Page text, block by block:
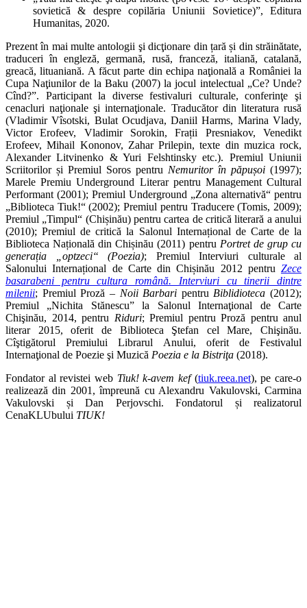
sovietică & despre copilăria Uniunii Sovietice)”, Editura
Humanitas, 2020.
Prezent în mai multe antologii şi dicţionare din țară și din străinătate,
traduceri în engleză, germană, rusă, franceză, italiană, catalană,
greacă, lituaniană. A făcut parte din echipa naţională a României la
Cupa Naţiunilor de la Baku (2007) la jocul intelectual „Ce? Unde?
Cînd?”. Participant la diverse festivaluri culturale, conferinţe şi
cenacluri naţionale şi internaţionale. Traducător din literatura rusă
(Vladimir Vîsotski, Bulat Ocudjava, Daniil Harms, Marina Vlady,
Victor Erofeev, Vladimir Sorokin, Frații Presniakov, Venedikt
Erofeev, Mihail Kononov, Zahar Prilepin, texte din muzica rock,
Alexander Litvinenko & Yuri Felshtinsky etc.). Premiul Uniunii
Scriitorilor și Premiul Soros pentru Nemuritor în păpușoi (1997);
Marele Premiu Underground Literar pentru Management Cultural
Performant (2001); Premiul Underground „Zona alternativă“ pentru
„Biblioteca Tiuk!“ (2002); Premiul pentru Traducere (Tomis, 2009);
Premiul „Timpul“ (Chișinău) pentru cartea de critică literară a anului
(2010); Premiul de critică la Salonul Internațional de Carte de la
Biblioteca Națională din Chișinău (2011) pentru Portret de grup cu
generația „optzeci“ (Poezia); Premiul Interviuri culturale al
Salonului Internațional de Carte din Chișinău 2012 pentru Zece
basarabeni pentru cultura română. Interviuri cu tinerii dintre
milenii; Premiul Proză – Noii Barbari pentru Biblidioteca (2012);
Premiul „Nichita Stănescu” la Salonul Internaţional de Carte
Chişinău, 2014, pentru Riduri; Premiul pentru Proză pentru anul
literar 2015, oferit de Biblioteca Ştefan cel Mare, Chişinău.
Cîştigătorul Premiului Librarul Anului, oferit de Festivalul
Internaţional de Poezie şi Muzică Poezia e la Bistriţa (2018).
Fondator al revistei web Tiuk! k-avem kef(tiuk.reea.net), pe care-o
realizează din 2001, împreună cu Alexandru Vakulovski, Carmina
Vakulovski și Dan Perjovschi. Fondatorul și realizatorul
CenaKLUbului TIUK!